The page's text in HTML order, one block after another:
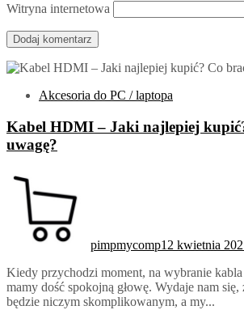
Witryna internetowa
Akcesoria do PC / laptopa
Kabel HDMI – Jaki najlepiej
uwagę?
pimpmycomp12 kwietnia
Kiedy przychodzi moment, na wybranie
mamy dość spokojną głowę. Wydaje nam
będzie niczym skomplikowanym, a my...